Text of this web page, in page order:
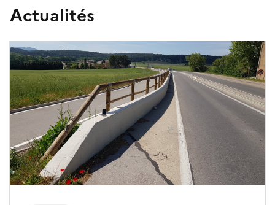
É
q
u
i
p
e
m
e
Actualités